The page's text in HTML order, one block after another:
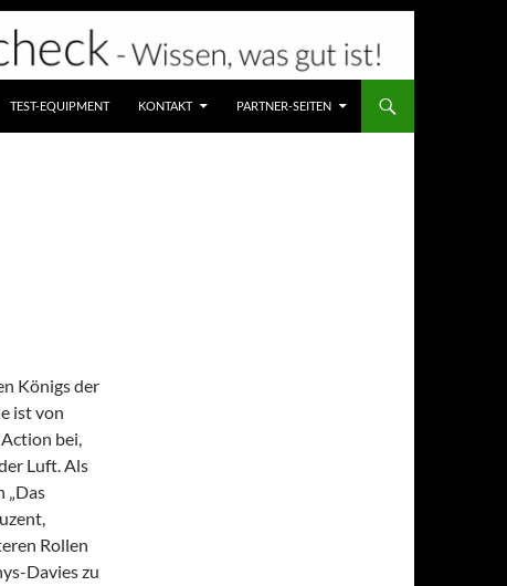
TEST-EQUIPMENT KONTAKT PARTNER-SEITEN
Königs der
ist von
bei,
Luft. Als
„Das
Rollen
Davies zu